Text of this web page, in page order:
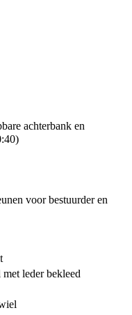
achterbank en
voor bestuurder en
leder bekleed